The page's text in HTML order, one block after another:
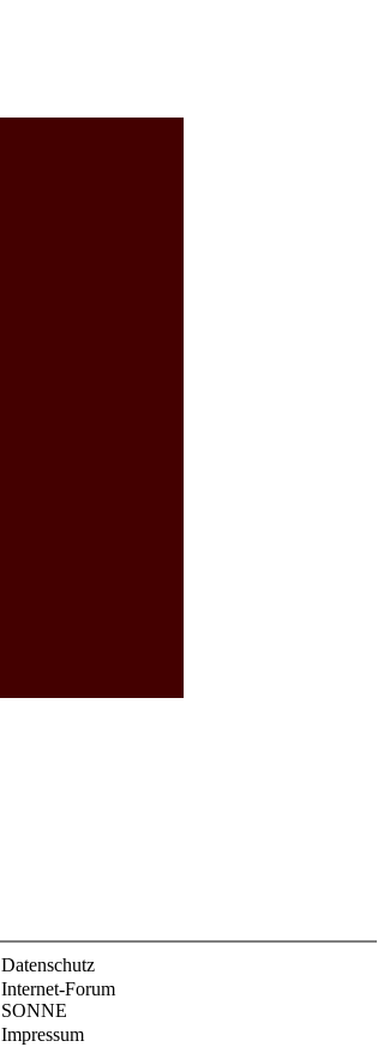
Datenschutz
Internet-Forum
SONNE
Impressum